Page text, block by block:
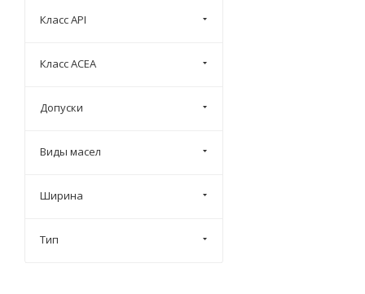
AeroShell
BMW
EUROL
Ford
Универсальное
Класс API
Класс ACEA
Допуски
Виды масел
Ширина
Тип